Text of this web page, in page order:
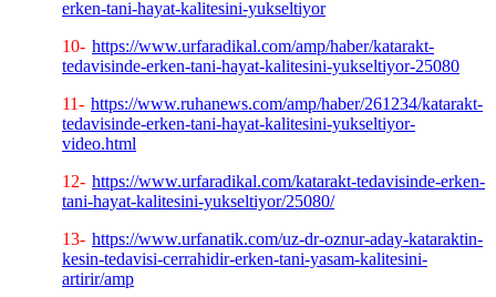
erken-tani-hayat-kalitesini-yukseltiyor
10- https://www.urfaradikal.com/amp/haber/katarakt-
tedavisinde-erken-tani-hayat-kalitesini-yukseltiyor-25080
11- https://www.ruhanews.com/amp/haber/261234/katarakt-
tedavisinde-erken-tani-hayat-kalitesini-yukseltiyor-
video.html
12- https://www.urfaradikal.com/katarakt-tedavisinde-erken-
tani-hayat-kalitesini-yukseltiyor/25080/
13- https://www.urfanatik.com/uz-dr-oznur-aday-kataraktin-
kesin-tedavisi-cerrahidir-erken-tani-yasam-kalitesini-
artirir/amp